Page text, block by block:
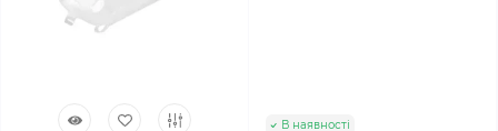
В наявності